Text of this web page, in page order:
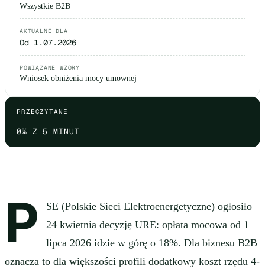
Wszystkie B2B
AKTUALNE DLA
Od 1.07.2026
POWIĄZANE WZORY
Wniosek obniżenia mocy umownej
PRZECZYTANE
0% Z 5 MINUT
P
SE (Polskie Sieci Elektroenergetyczne) ogłosiło
24 kwietnia decyzję URE: opłata mocowa od 1
lipca 2026 idzie w górę o 18%. Dla biznesu B2B
oznacza to dla większości profili dodatkowy koszt rzędu 4-